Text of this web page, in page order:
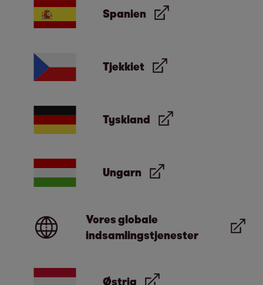
Spanien
Tjekkiet
Tyskland
Ungarn
Vores globale
indsamlingstjenester
Østrig